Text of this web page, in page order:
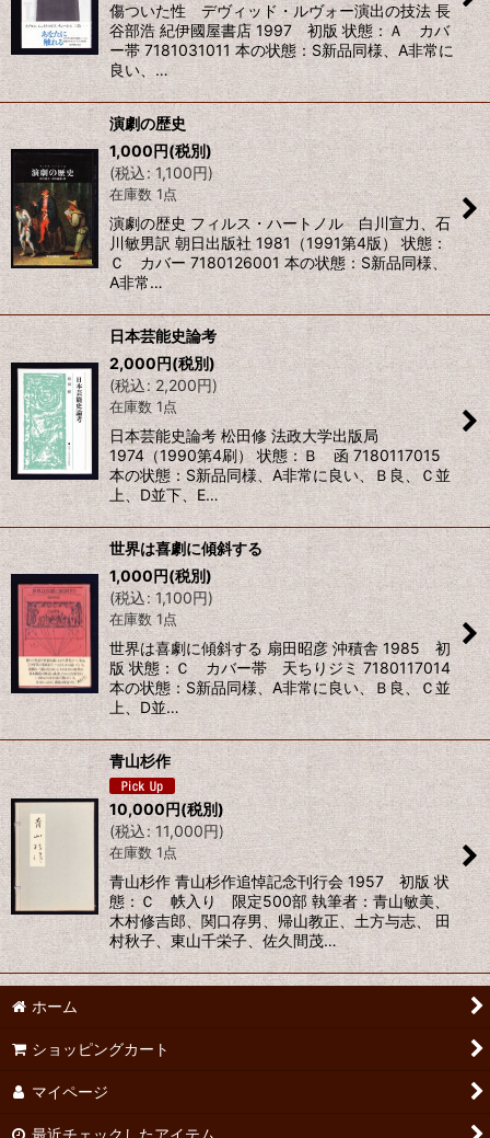
傷ついた性 デヴィッド・ルヴォー演出の技法 長
谷部浩 紀伊國屋書店 1997 初版 状態：Ａ カバ
ー帯 7181031011 本の状態：S新品同様、A非常に
良い、…
演劇の歴史
1,000円(税別)
(税込: 1,100円)
在庫数 1点
演劇の歴史 フィルス・ハートノル 白川宣力、石
川敏男訳 朝日出版社 1981（1991第4版） 状態：
Ｃ カバー 7180126001 本の状態：S新品同様、
A非常…
日本芸能史論考
2,000円(税別)
(税込: 2,200円)
在庫数 1点
日本芸能史論考 松田修 法政大学出版局
1974（1990第4刷） 状態：Ｂ 函 7180117015
本の状態：S新品同様、A非常に良い、Ｂ良、Ｃ並
上、D並下、E…
世界は喜劇に傾斜する
1,000円(税別)
(税込: 1,100円)
在庫数 1点
世界は喜劇に傾斜する 扇田昭彦 沖積舎 1985 初
版 状態：Ｃ カバー帯 天ちりジミ 7180117014
本の状態：S新品同様、A非常に良い、Ｂ良、Ｃ並
上、D並…
青山杉作
10,000円(税別)
(税込: 11,000円)
在庫数 1点
青山杉作 青山杉作追悼記念刊行会 1957 初版 状
態：Ｃ 帙入り 限定500部 執筆者：青山敏美、
木村修吉郎、関口存男、帰山教正、土方与志、 田
村秋子、東山千栄子、佐久間茂…
ホーム
ショッピングカート
マイページ
最近チェックしたアイテム